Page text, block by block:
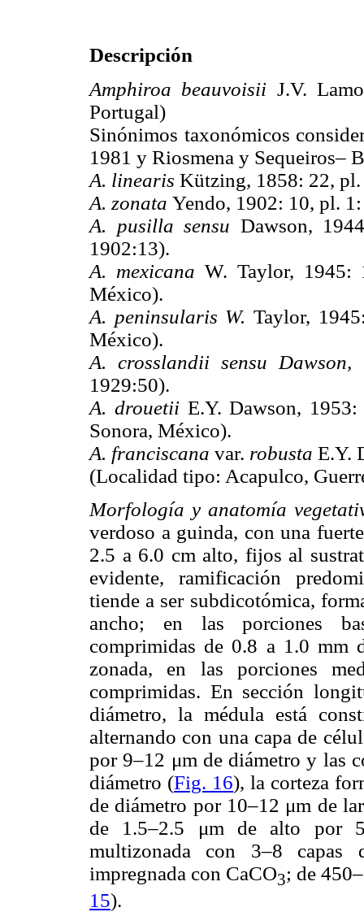
Descripción
Amphiroa beauvoisii J.V.
Portugal)
Sinónimos taxonómicos
1981 y Riosmena y Sequeiros–
A. linearis Kützing, 1858: 22,
A. zonata Yendo, 1902: 10, pl.
A. pusilla sensu Dawson,
1902:13).
A. mexicana W. Taylor, 1945:
México).
A. peninsularis W.Taylor,
México).
A. crosslandii sensu Dawson,
1929:50).
A. drouetii E.Y. Dawson,
Sonora, México).
A. franciscana var. robusta E.Y.
(Localidad tipo: Acapulco,
Morfología y anatomía
verdoso a guinda, con una
2.5 a 6.0 cm alto, fijos al
evidente, ramificación
tiende a ser subdicotómica,
ancho; en las porciones
comprimidas de 0.8 a 1.0 mm
zonada, en las porciones
comprimidas. En sección
diámetro, la médula está
alternando con una capa de
por 9–12 μm de diámetro y las
diámetro (Fig. 16), la corteza
de diámetro por 10–12 μm de
de 1.5–2.5 μm de alto por
multizonada con 3–8 capas
impregnada con CaCO3; de
15).